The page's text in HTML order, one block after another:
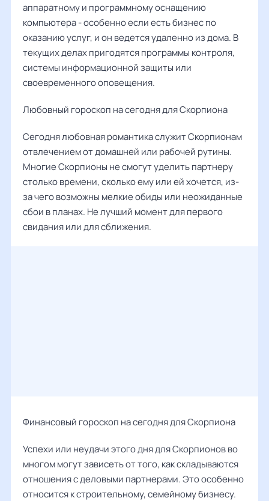
аппаратному и программному оснащению
компьютера - особенно если есть бизнес по
оказанию услуг, и он ведется удаленно из дома. В
текущих делах пригодятся программы контроля,
системы информационной защиты или
своевременного оповещения.
Любовный гороскоп на сегодня для Скорпиона
Сегодня любовная романтика служит Скорпионам
отвлечением от домашней или рабочей рутины.
Многие Скорпионы не смогут уделить партнеру
столько времени, сколько ему или ей хочется, из-
за чего возможны мелкие обиды или неожиданные
сбои в планах. Не лучший момент для первого
свидания или для сближения.
Финансовый гороскоп на сегодня для Скорпиона
Успехи или неудачи этого дня для Скорпионов во
многом могут зависеть от того, как складываются
отношения с деловыми партнерами. Это особенно
относится к строительному, семейному бизнесу.